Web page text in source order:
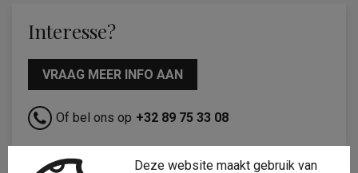
Interesse?
VRAAG MEER INFO AAN
Of bel ons op +32 89 75 33 08
Deze website maakt gebruik van